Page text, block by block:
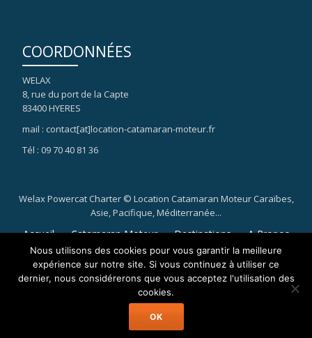
COORDONNÉES
WELAX
8, rue du port de la Capte
83400 HYERES
mail : contact[at]location-catamaran-moteur.fr
Tél : 09 70 40 81 36
Welax Powercat Charter © Location Catamaran Moteur Caraïbes,
Asie, Pacifique, Méditerranée...
Menu
secondaire
Accueil Catamaran Moteur Destinations A Propos
Blog – News Contact ENGLISH
Mentions légales
Nous utilisons des cookies pour vous garantir la meilleure
expérience sur notre site. Si vous continuez à utiliser ce
dernier, nous considérerons que vous acceptez l'utilisation des
cookies.
OK